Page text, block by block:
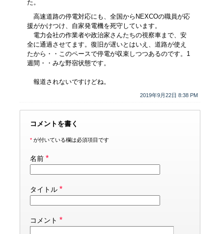
2019年9月22日 8:38 PM
た。
高速道路の停電対応にも、全国からNEXCOの職員が応
援がかけつけ、自家発電機を死守しています。
電力会社の作業者や政治家さんたちの視察車まで、安
全に通過させてます。復旧が遅いとはいえ、道路が使え
たから・・このペースで停電が収束しつつあるのです。1
週間・・みな野宿状態です。
報道されないですけどね。
コメントを書く
* が付いている欄は必須項目です
名前 *
タイトル *
コメント *